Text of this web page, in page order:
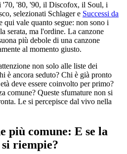
'70, '80, '90, il Discofox, il Soul, i
selezionati Schlager e Successi da
qui vale quanto segue: non sono i
serata, ma l'ordine. La canzone
più debole di una canzone
al momento giusto.
non solo alle liste dei
è ancora seduto? Chi è già pronto
deve essere coinvolto per primo?
comune? Queste sfumature non si
Le si percepisce dal vivo nella
più comune: E se la
riempie?